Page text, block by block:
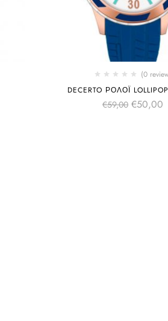
(0
DECERTO ΡΟΛΌΙ
€59,00 €50,00